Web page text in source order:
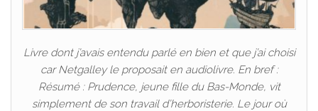
Livre dont j’avais entendu parlé en bien et que j’ai choisi
car Netgalley le proposait en audiolivre. En bref :
Résumé : Prudence, jeune fille du Bas-Monde, vit
simplement de son travail d’herboristerie. Le jour où